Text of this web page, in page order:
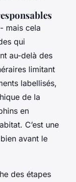
mais cela
qui
au-delà des
limitant
labellisés,
de la
en
C’est une
avant le
des étapes